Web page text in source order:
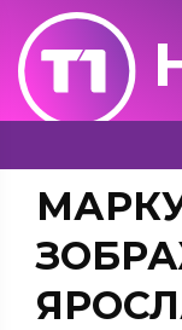
МАРКУ